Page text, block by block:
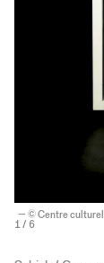
— © Centre culturel
1 / 6